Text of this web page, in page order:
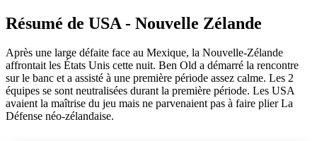
Résumé de USA - Nouvelle Zélande
Après une large défaite face au Mexique, la Nouvelle-Zélande
affrontait les États Unis cette nuit. Ben Old a démarré la rencontre
sur le banc et a assisté à une première période assez calme. Les 2
équipes se sont neutralisées durant la première période. Les USA
avaient la maîtrise du jeu mais ne parvenaient pas à faire plier La
Défense néo-zélandaise.